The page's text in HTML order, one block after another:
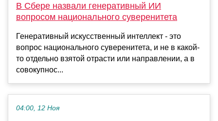
В Сбере назвали генеративный ИИ
вопросом национального суверенитета
Генеративный искусственный интеллект - это
вопрос национального суверенитета, и не в какой-
то отдельно взятой отрасти или направлении, а в
совокупнос...
04:00, 12 Ноя